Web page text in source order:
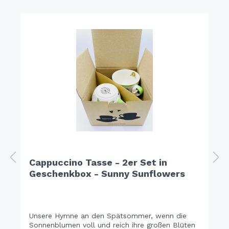
Cappuccino Tasse - 2er Set in
Geschenkbox - Sunny Sunflowers
Unsere Hymne an den Spätsommer, wenn die
Sonnenblumen voll und reich ihre großen Blüten